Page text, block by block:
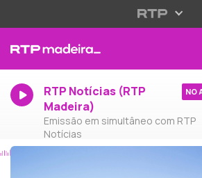
RTP Notícias (RTP
Madeira)
Emissão em simultâneo com RTP
Notícias
NO